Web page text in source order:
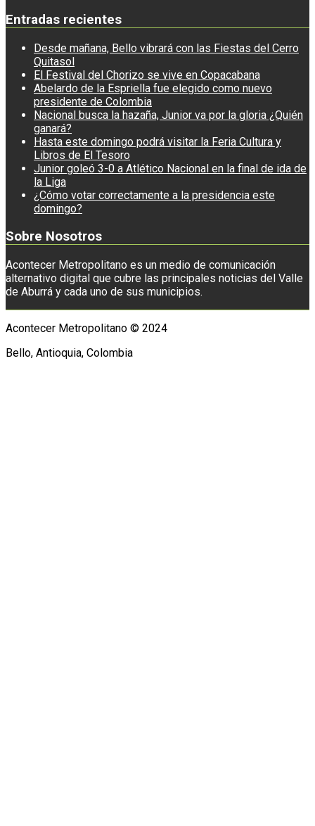
Entradas recientes
Desde mañana, Bello vibrará con las Fiestas del Cerro
Quitasol
El Festival del Chorizo se vive en Copacabana
Abelardo de la Espriella fue elegido como nuevo
presidente de Colombia
Nacional busca la hazaña, Junior va por la gloria ¿Quién
ganará?
Hasta este domingo podrá visitar la Feria Cultura y
Libros de El Tesoro
Junior goleó 3-0 a Atlético Nacional en la final de ida de
la Liga
¿Cómo votar correctamente a la presidencia este
domingo?
Sobre Nosotros
Acontecer Metropolitano es un medio de comunicación
alternativo digital que cubre las principales noticias del Valle
de Aburrá y cada uno de sus municipios.
Acontecer Metropolitano © 2024
Bello, Antioquia, Colombia